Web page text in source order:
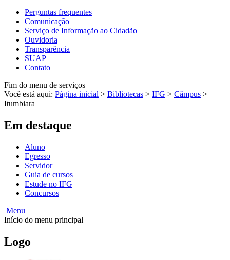
Perguntas frequentes
Comunicação
Serviço de Informação ao Cidadão
Ouvidoria
Transparência
SUAP
Contato
Fim do menu de serviços
Você está aqui: Página inicial > Bibliotecas > IFG > Câmpus >
Itumbiara
Em destaque
Aluno
Egresso
Servidor
Guia de cursos
Estude no IFG
Concursos
Menu
Início do menu principal
Logo